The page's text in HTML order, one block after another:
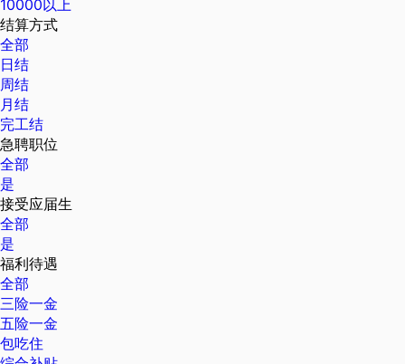
10000以上
结算方式
全部
日结
周结
月结
完工结
急聘职位
全部
是
接受应届生
全部
是
福利待遇
全部
三险一金
五险一金
包吃住